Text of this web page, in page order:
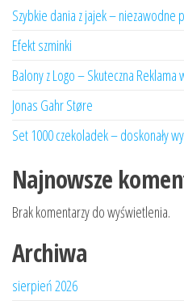
Szybkie dania z jajek – niezawodne
Efekt szminki
Balony z Logo – Skuteczna
Jonas Gahr Støre
Set 1000 czekoladek – doskonały
Najnowsze
Brak komentarzy do wyświetlenia.
Archiwa
sierpień 2026